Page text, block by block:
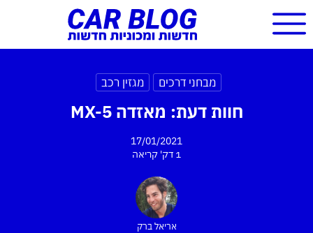
מבחני דרכים מגזין רכב
חוות דעת: מאזדה MX-5
17/01/2021
1 דק'
קריאה
אריאל ברק